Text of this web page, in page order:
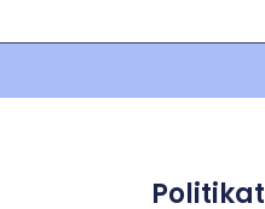
Politikat